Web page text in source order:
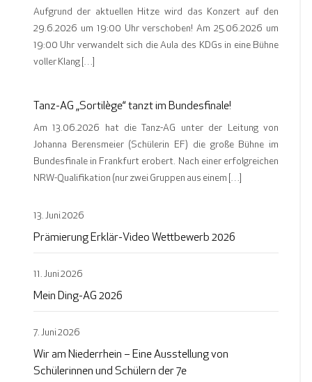
Aufgrund der aktuellen Hitze wird das Konzert auf den
29.6.2026 um 19:00 Uhr verschoben! Am 25.06.2026 um
19:00 Uhr verwandelt sich die Aula des KDGs in eine Bühne
voller Klang […]
Tanz-AG „Sortilège“ tanzt im Bundesfinale!
Am 13.06.2026 hat die Tanz-AG unter der Leitung von
Johanna Berensmeier (Schülerin EF) die große Bühne im
Bundesfinale in Frankfurt erobert. Nach einer erfolgreichen
NRW-Qualifikation (nur zwei Gruppen aus einem […]
13. Juni 2026
Prämierung Erklär-Video Wettbewerb 2026
11. Juni 2026
Mein Ding-AG 2026
7. Juni 2026
Wir am Niederrhein – Eine Ausstellung von
Schülerinnen und Schülern der 7e